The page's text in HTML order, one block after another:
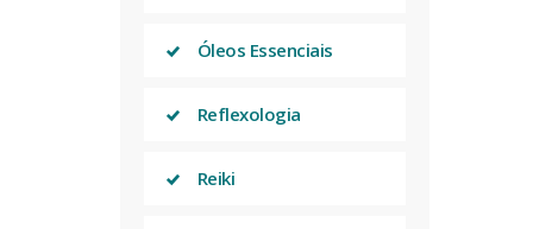
Óleos Essenciais
Reflexologia
Reiki